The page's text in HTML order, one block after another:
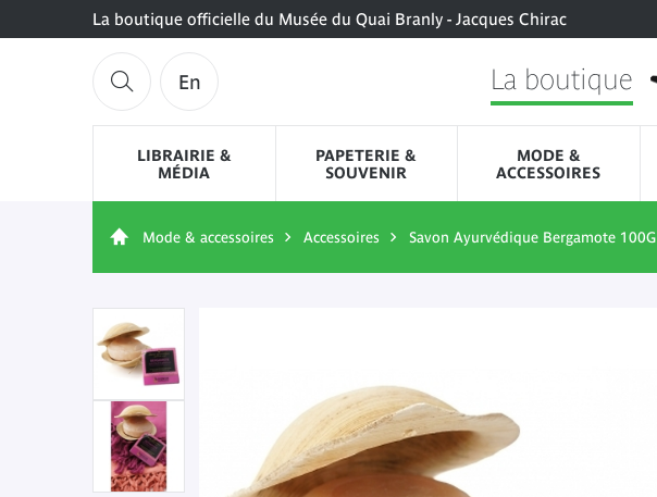
La boutique officielle du Musée du Quai Branly - Jacques Chirac
En La boutique
LIBRAIRIE &
MÉDIA
PAPETERIE &
SOUVENIR
MODE &
ACCESSOIRES
Mode & accessoires Accessoires Savon Ayurvédique Bergamote 100G